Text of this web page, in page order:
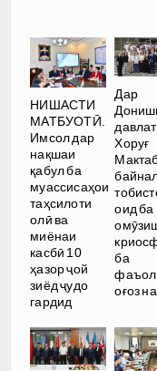
НИШАСТИ
МАТБУОТӢ.
Имсол дар
нақшаи
қабул ба
муассисаҳои
таҳсилоти
олӣ ва
миёнаи
касбӣ 10
ҳазор ҷой
зиёд ҷудо
гардид
Дар
Хоруғ
оид ба
ба
оғоз